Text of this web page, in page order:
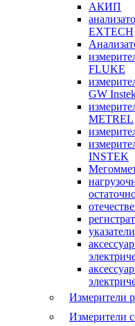
АКИП
EXTECH
FLUKE
GW
METREL
INSTEK
Измерители
Измерители